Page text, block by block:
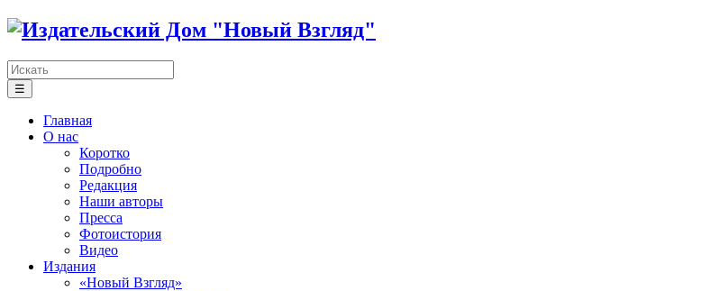
☰
Главная
О нас
Коротко
Подробно
Редакция
Наши авторы
Пресса
Фотоистория
Видео
Издания
«Новый Взгляд»